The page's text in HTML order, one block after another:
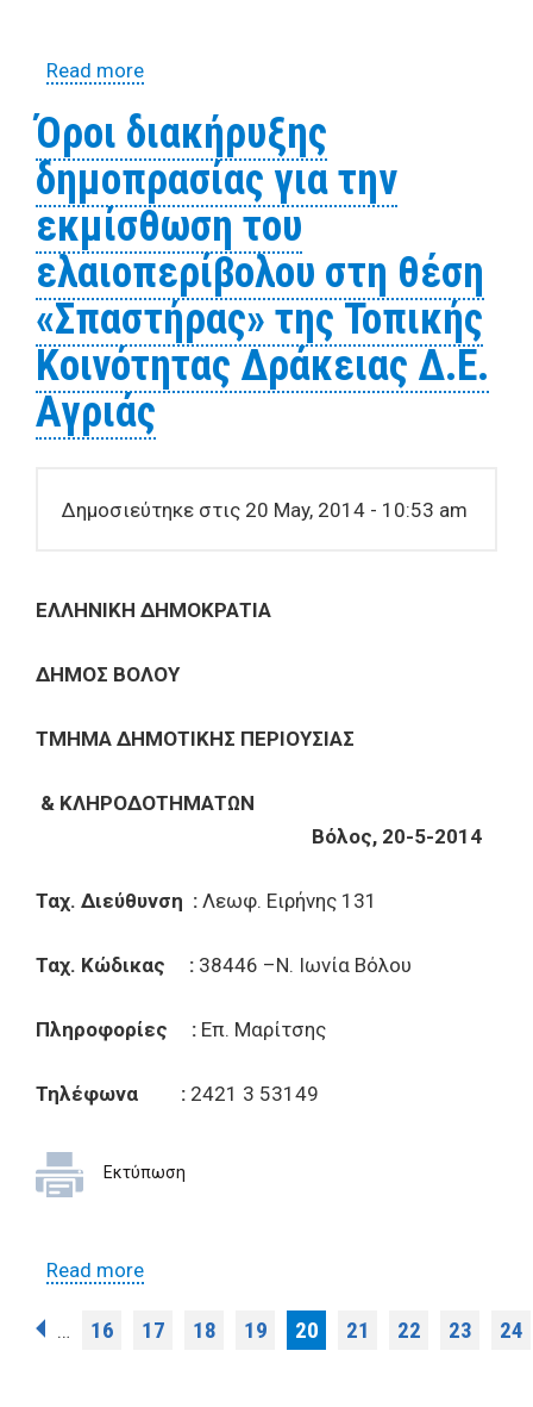
Read moreabout Όροι διακήρυξης δημοπρασίας για
θέση «Ταξιάρχες» της Τοπικής
Κοινότητας Δράκειας Δ.Ε. Αγριάς
Όροι διακήρυξης
δημοπρασίας για την
εκμίσθωση του
ελαιοπερίβολου στη θέση
«Σπαστήρας» της Τοπικής
Κοινότητας Δράκειας Δ.Ε.
Αγριάς
Δημοσιεύτηκε στις 20 May, 2014 - 10:53 am
EΛΛΗΝΙΚΗ ΔΗΜΟΚΡΑΤΙΑ
ΔΗΜΟΣ ΒΟΛΟΥ
ΤΜΗΜΑ ΔΗΜΟΤΙΚΗΣ ΠΕΡΙΟΥΣΙΑΣ
& ΚΛΗΡΟΔΟΤΗΜΑΤΩΝ
Βόλος, 20-5-2014
Ταχ. Διεύθυνση : Λεωφ. Ειρήνης 131
Ταχ. Κώδικας : 38446 –Ν. Ιωνία Βόλου
Πληροφορίες : Επ. Μαρίτσης
Τηλέφωνα : 2421 3 53149
Εκτύπωση
Read moreabout Όροι διακήρυξης δημοπρασίας για
θέση «Σπαστήρας» της Τοπικής
Pages
… 16 17 18 19 20 21 22 23 24